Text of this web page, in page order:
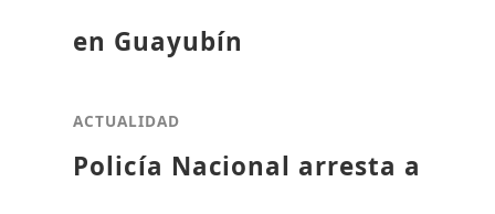
en Guayubín
ACTUALIDAD
Policía Nacional arresta a